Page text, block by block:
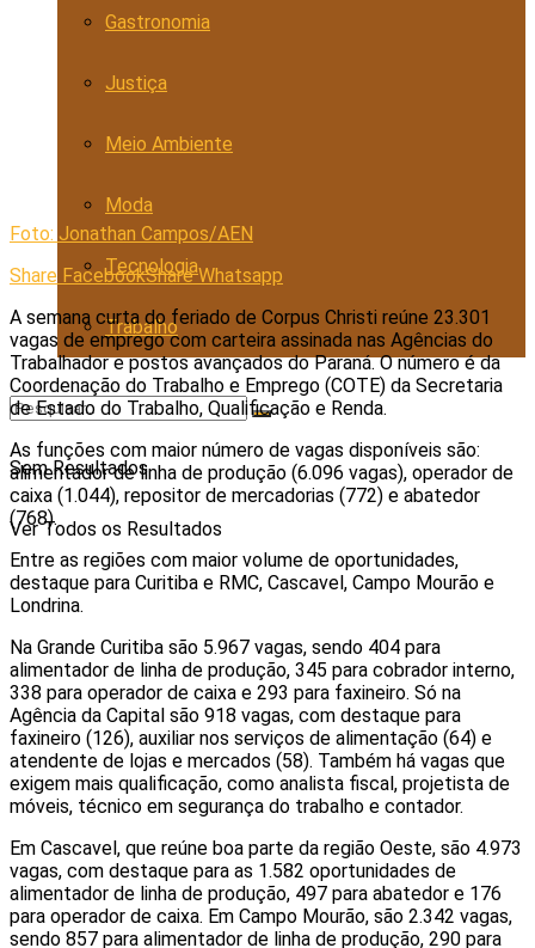
Gastronomia
Justiça
Meio Ambiente
Moda
Tecnologia
Trabalho
Sem Resultados
Ver Todos os Resultados
Foto: Jonathan Campos/AEN
Share FacebookShare Whatsapp
A semana curta do feriado de Corpus Christi reúne 23.301
vagas de emprego com carteira assinada nas Agências do
Trabalhador e postos avançados do Paraná. O número é da
Coordenação do Trabalho e Emprego (COTE) da Secretaria
de Estado do Trabalho, Qualificação e Renda.
As funções com maior número de vagas disponíveis são:
alimentador de linha de produção (6.096 vagas), operador de
caixa (1.044), repositor de mercadorias (772) e abatedor
(768).
Entre as regiões com maior volume de oportunidades,
destaque para Curitiba e RMC, Cascavel, Campo Mourão e
Londrina.
Na Grande Curitiba são 5.967 vagas, sendo 404 para
alimentador de linha de produção, 345 para cobrador interno,
338 para operador de caixa e 293 para faxineiro. Só na
Agência da Capital são 918 vagas, com destaque para
faxineiro (126), auxiliar nos serviços de alimentação (64) e
atendente de lojas e mercados (58). Também há vagas que
exigem mais qualificação, como analista fiscal, projetista de
móveis, técnico em segurança do trabalho e contador.
Em Cascavel, que reúne boa parte da região Oeste, são 4.973
vagas, com destaque para as 1.582 oportunidades de
alimentador de linha de produção, 497 para abatedor e 176
para operador de caixa. Em Campo Mourão, são 2.342 vagas,
sendo 857 para alimentador de linha de produção, 290 para